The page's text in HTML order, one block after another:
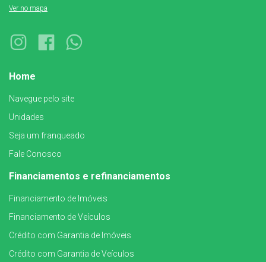
Ver no mapa
Home
Navegue pelo site
Unidades
Seja um franqueado
Fale Conosco
Financiamentos e refinanciamentos
Financiamento de Imóveis
Financiamento de Veículos
Crédito com Garantia de Imóveis
Crédito com Garantia de Veículos